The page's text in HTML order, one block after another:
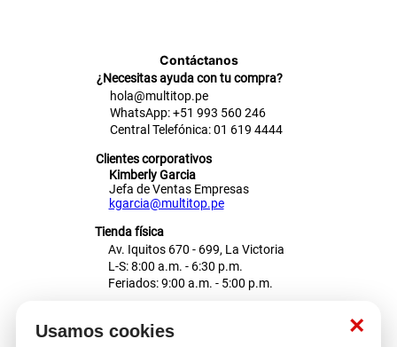
×
Usamos cookies
Contáctanos
¿Necesitas ayuda con tu compra?
hola@multitop.pe
WhatsApp: +51 993 560 246
Central Telefónica: 01 619 4444
Clientes corporativos
Kimberly Garcia
Jefa de Ventas Empresas
kgarcia@multitop.pe
Tienda física
Av. Iquitos 670 - 699, La Victoria
L-S: 8:00 a.m. - 6:30 p.m.
Feriados: 9:00 a.m. - 5:00 p.m.